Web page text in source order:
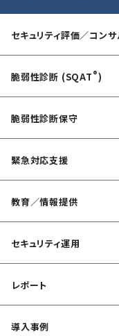
セキュリティ評価／コン
情報セキュリティ・ア
AIサービス提供者・
サイバーセキュリティ
CSIRT構築／運用支
インシデント初動対応
Shift Left コンサルテ
脆弱性診断 (SQAT®)
Webアプリケーショ
ネットワーク脆弱性
IoTセキュリティ診断
クラウドセキュリテ
アタックサーフェス調査
脆弱性診断保守
デイリー自動脆弱性診
WEBサイトコンテン
緊急対応支援
デジタルフォレンジック
緊急対応
教育／情報提供
セキュリスト（
（セキュリティエンジ
セキュリティ運用
Managed Security
レポート
SQAT® セキュリティ
導入事例